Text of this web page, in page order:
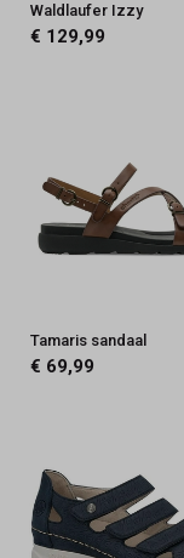
Waldlaufer Izzy
€ 129,99
Tamaris sandaal
€ 69,99